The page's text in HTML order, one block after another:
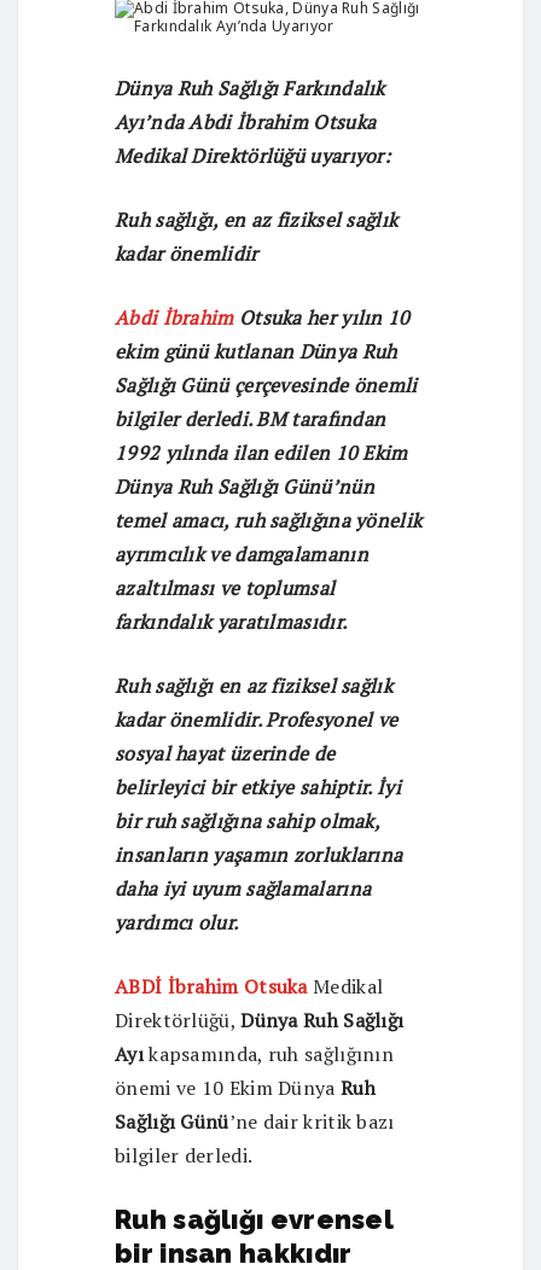
Dünya Ruh Sağlığı Farkındalık
Ayı’ndaAbdi İbrahim Otsuka
Medikal Direktörlüğü uyarıyor:
Ruh sağlığı, en az fizikselsağlık
kadar önemlidir
Abdi İbrahimOtsuka her yılın 10
ekim günü kutlanan Dünya Ruh
Sağlığı Günü çerçevesinde önemli
bilgiler derledi. BM tarafından
1992 yılında ilan edilen 10 Ekim
Dünya Ruh Sağlığı Günü’nün
temel amacı, ruh sağlığına yönelik
ayrımcılık ve damgalamanın
azaltılması ve toplumsal
farkındalık yaratılmasıdır.
Ruh sağlığı en az fiziksel sağlık
kadar önemlidir. Profesyonel ve
sosyal hayat üzerinde de
belirleyici bir etkiye sahiptir. İyi
bir ruh sağlığına sahip olmak,
insanların yaşamın zorluklarına
daha iyi uyum sağlamalarına
yardımcı olur.
ABDİ İbrahim OtsukaMedikal
Direktörlüğü,Dünya Ruh Sağlığı
Ayıkapsamında, ruh sağlığının
önemi ve 10 Ekim Dünya Ruh
Sağlığı Günü’ne dair kritik bazı
bilgiler derledi.
Ruh sağlığı evrensel
bir insan hakkıdır